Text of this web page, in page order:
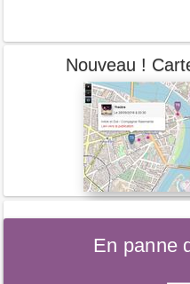
Nouveau !
En panne